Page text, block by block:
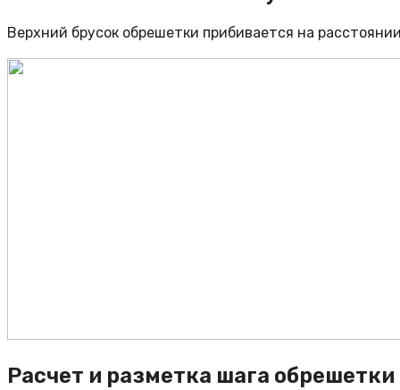
Верхний брусок обрешетки прибивается на
Расчет и разметка шага